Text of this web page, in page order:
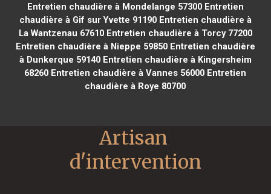
Entretien chaudière à Mondelange 57300Entretien
chaudière à Gif sur Yvette 91190Entretien chaudière à
La Wantzenau 67610Entretien chaudière à Torcy 77200
Entretien chaudière à Nieppe 59850Entretien chaudière
à Dunkerque 59140Entretien chaudière à Kingersheim
68260 Entretien chaudière à Vannes 56000 Entretien
chaudière à Roye 80700
Artisan
d'intervention